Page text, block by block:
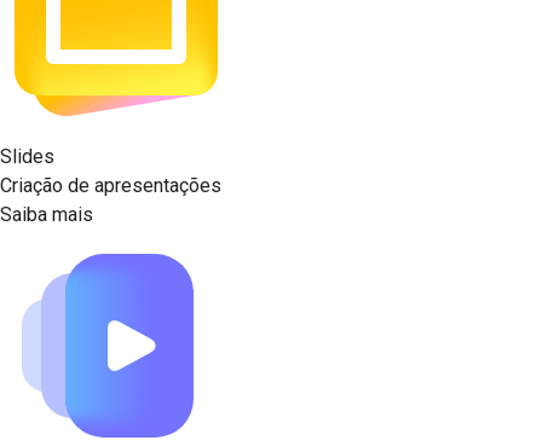
Slides
Criação de apresentações
Saiba mais